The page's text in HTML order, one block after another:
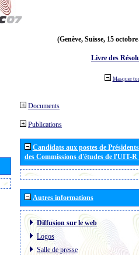
(Genève, Suisse, 15
Livre des
Masquer
Documents
Publications
Candidats aux postes de
des Commissions d'études de l'UIT-
Autres informations
Diffusion sur le web
Logos
Salle de presse